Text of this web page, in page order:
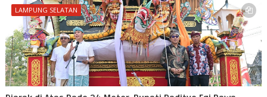
LAMPUNG SELATAN